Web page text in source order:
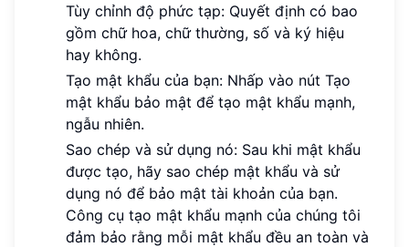
Tùy chỉnh độ phức tạp: Quyết định có bao
gồm chữ hoa, chữ thường, số và ký hiệu
hay không.
Tạo mật khẩu của bạn: Nhấp vào nút Tạo
mật khẩu bảo mật để tạo mật khẩu mạnh,
ngẫu nhiên.
Sao chép và sử dụng nó: Sau khi mật khẩu
được tạo, hãy sao chép mật khẩu và sử
dụng nó để bảo mật tài khoản của bạn.
Công cụ tạo mật khẩu mạnh của chúng tôi
đảm bảo rằng mỗi mật khẩu đều an toàn và